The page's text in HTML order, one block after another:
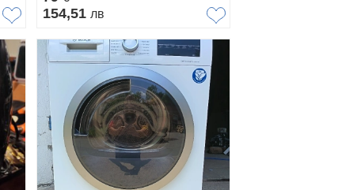
154,51 лв